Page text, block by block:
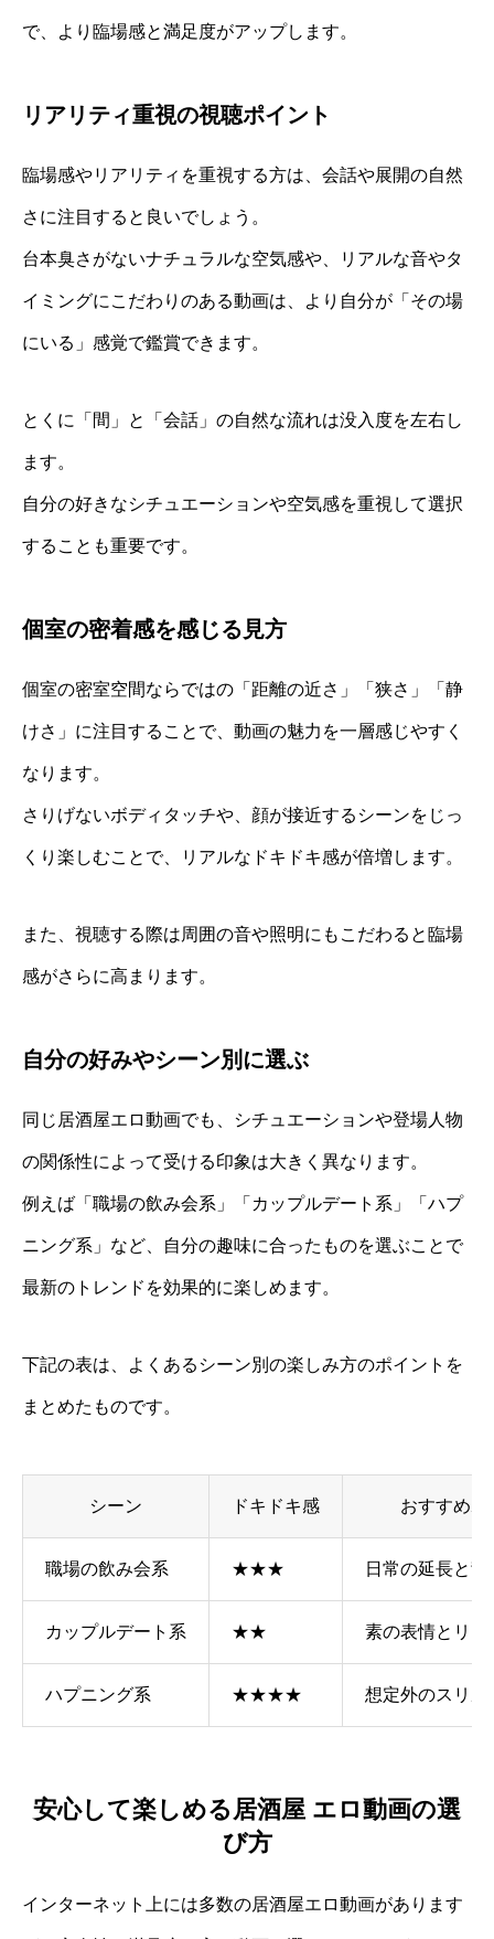
で、より臨場感と満足度がアップします。
リアリティ重視の視聴ポイント
臨場感やリアリティを重視する方は、会話や展開の自然
さに注目すると良いでしょう。
台本臭さがないナチュラルな空気感や、リアルな音やタ
イミングにこだわりのある動画は、より自分が「その場
にいる」感覚で鑑賞できます。
とくに「間」と「会話」の自然な流れは没入度を左右し
ます。
自分の好きなシチュエーションや空気感を重視して選択
することも重要です。
個室の密着感を感じる見方
個室の密室空間ならではの「距離の近さ」「狭さ」「静
けさ」に注目することで、動画の魅力を一層感じやすく
なります。
さりげないボディタッチや、顔が接近するシーンをじっ
くり楽しむことで、リアルなドキドキ感が倍増します。
また、視聴する際は周囲の音や照明にもこだわると臨場
感がさらに高まります。
自分の好みやシーン別に選ぶ
同じ居酒屋エロ動画でも、シチュエーションや登場人物
の関係性によって受ける印象は大きく異なります。
例えば「職場の飲み会系」「カップルデート系」「ハプ
ニング系」など、自分の趣味に合ったものを選ぶことで
最新のトレンドを効果的に楽しめます。
下記の表は、よくあるシーン別の楽しみ方のポイントを
まとめたものです。
シーン ドキドキ感 おすすめポ
職場の飲み会系 ★★★ 日常の延長と背
カップルデート系 ★★ 素の表情とリア
ハプニング系 ★★★★ 想定外のスリル
安心して楽しめる居酒屋 エロ動画の選
び方
インターネット上には多数の居酒屋エロ動画があります